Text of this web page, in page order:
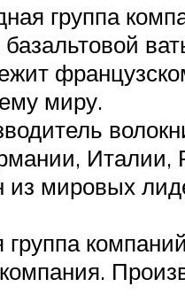
группа
миру.
Италии,
мировых